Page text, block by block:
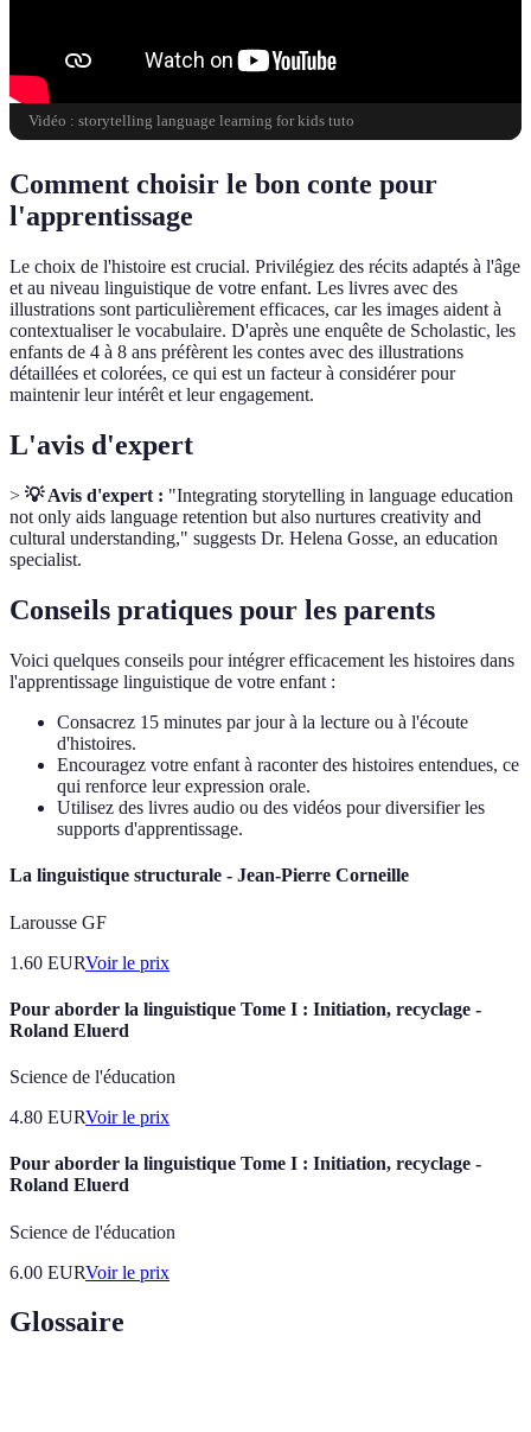
Vidéo : storytelling language learning for kids tuto
Comment choisir le bon conte pour
l'apprentissage
Le choix de l'histoire est crucial. Privilégiez des récits adaptés à l'âge
et au niveau linguistique de votre enfant. Les livres avec des
illustrations sont particulièrement efficaces, car les images aident à
contextualiser le vocabulaire. D'après une enquête de Scholastic, les
enfants de 4 à 8 ans préfèrent les contes avec des illustrations
détaillées et colorées, ce qui est un facteur à considérer pour
maintenir leur intérêt et leur engagement.
L'avis d'expert
> 💡 Avis d'expert : "Integrating storytelling in language education
not only aids language retention but also nurtures creativity and
cultural understanding," suggests Dr. Helena Gosse, an education
specialist.
Conseils pratiques pour les parents
Voici quelques conseils pour intégrer efficacement les histoires dans
l'apprentissage linguistique de votre enfant :
Consacrez 15 minutes par jour à la lecture ou à l'écoute
d'histoires.
Encouragez votre enfant à raconter des histoires entendues, ce
qui renforce leur expression orale.
Utilisez des livres audio ou des vidéos pour diversifier les
supports d'apprentissage.
La linguistique structurale - Jean-Pierre Corneille
Larousse GF
1.60 EURVoir le prix
Pour aborder la linguistique Tome I : Initiation, recyclage -
Roland Eluerd
Science de l'éducation
4.80 EURVoir le prix
Pour aborder la linguistique Tome I : Initiation, recyclage -
Roland Eluerd
Science de l'éducation
6.00 EURVoir le prix
Glossaire